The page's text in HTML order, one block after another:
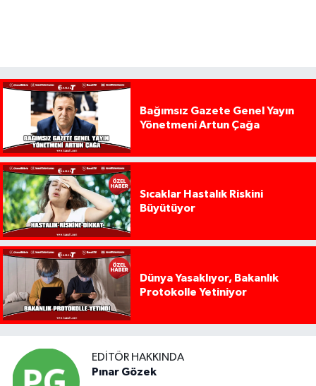
Bağımsız Gazete Genel Yayın
Yönetmeni Artun Çağa
Sıcaklar Hastalık Riskini
Büyütüyor
Dünya Yasaklıyor, Bakanlık
Protokolle Yetiniyor
EDITÖR HAKKINDA
Pınar Gözek